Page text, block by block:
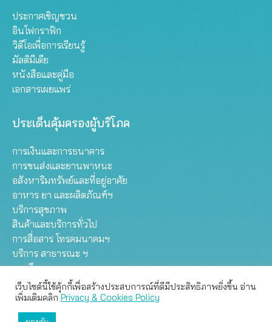
ประกาศเชิญชวน
อินโฟกราฟิก
วิดีโอเพื่อการเรียนรู้
มัลติมีเดีย
หนังสือและคู่มือ
เอกสารเผยแพร่
ประเด็นคุ้มครองผู้บริโภค
การเงินและการธนาคาร
การขนส่งและยานพาหนะ
อสังหาริมทรัพย์และที่อยู่อาศัย
อาหาร ยา และผลิตภัณฑ์ฯ
บริการสุขภาพ
สินค้าและบริการทั่วไป
การสื่อสาร โทรคมนาคมฯ
บริการ สาธารณะ ฯ
การศึกษา
เว็บไซต์นี้ใช้คุ้กกี้เพื่อสร้างประสบการณ์ที่ดีมีประสิทธิภาพยิ่งขึ้น อ่าน
เพิ่มเติมคลิกPrivacy & Cookies Policy
เว็บไซต์นี้ใช้คุกกี้เพื่อมอบประสบการณ์การใช้งานที่ดีให้แก่ท่าน คุณ
สามารถเลือกตั้งค่าความเป็นส่วนตัวได้